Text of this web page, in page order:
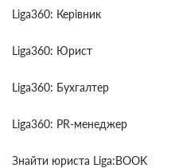
Liga360: Керівник
Liga360: Юрист
Liga360: Бухгалтер
Liga360: PR-менеджер
Знайти юриста Liga:BOOK